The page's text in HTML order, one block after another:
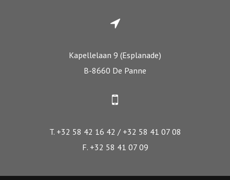
Kapellelaan 9 (Esplanade)
B-8660 De Panne
T. +32 58 42 16 42 / +32 58 41 07 08
F. +32 58 41 07 09